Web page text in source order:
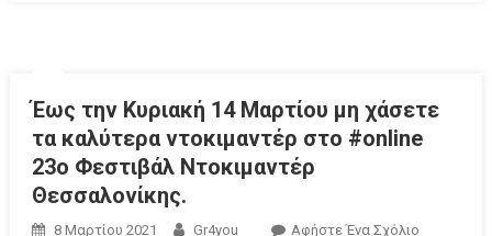
Έως την Κυριακή 14 Μαρτίου μη χάσετε
τα καλύτερα ντοκιμαντέρ στο #online
23ο Φεστιβάλ Ντοκιμαντέρ
Θεσσαλονίκης.
8 Μαρτίου 2021 Gr4you Αφήστε Ένα Σχόλιο